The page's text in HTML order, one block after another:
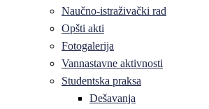
Naučno-istraživački rad
Opšti akti
Fotogalerija
Vannastavne aktivnosti
Studentska praksa
Dešavanja